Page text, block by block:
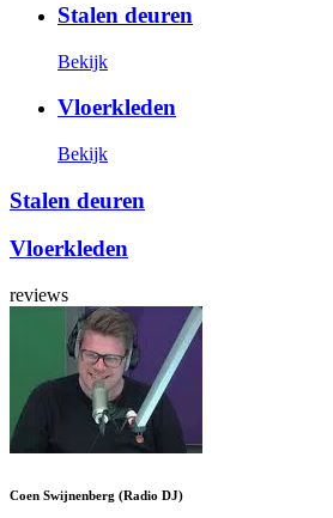
Stalen deuren
Bekijk
Vloerkleden
Bekijk
Stalen deuren
Vloerkleden
reviews
Coen Swijnenberg (Radio DJ)